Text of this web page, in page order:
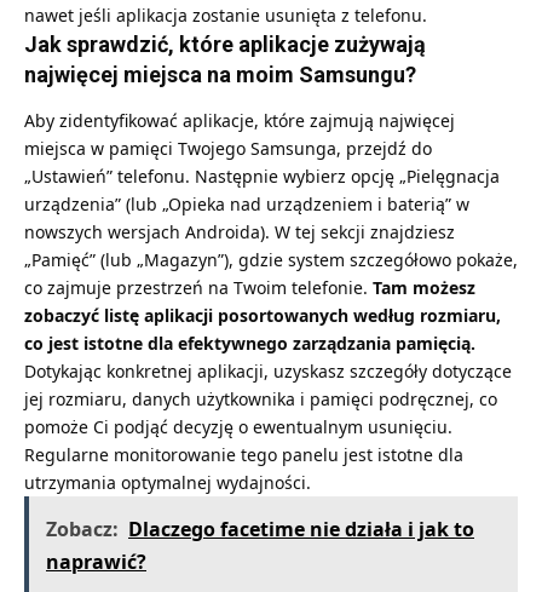
nawet jeśli aplikacja zostanie usunięta z telefonu.
Jak sprawdzić, które aplikacje zużywają
najwięcej miejsca na moim Samsungu?
Aby zidentyfikować aplikacje, które zajmują najwięcej
miejsca w pamięci Twojego Samsunga, przejdź do
„Ustawień” telefonu. Następnie wybierz opcję „Pielęgnacja
urządzenia” (lub „Opieka nad urządzeniem i baterią” w
nowszych wersjach Androida). W tej sekcji znajdziesz
„Pamięć” (lub „Magazyn”), gdzie system szczegółowo pokaże,
co zajmuje przestrzeń na Twoim telefonie. Tam możesz
zobaczyć listę aplikacji posortowanych według rozmiaru,
co jest istotne dla efektywnego zarządzania pamięcią.
Dotykając konkretnej aplikacji, uzyskasz szczegóły dotyczące
jej rozmiaru, danych użytkownika i pamięci podręcznej, co
pomoże Ci podjąć decyzję o ewentualnym usunięciu.
Regularne monitorowanie tego panelu jest istotne dla
utrzymania optymalnej wydajności.
Zobacz: Dlaczego facetime nie działa i jak to
naprawić?